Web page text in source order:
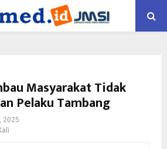
Masyarakat Tidak
Pelaku Tambang
2025